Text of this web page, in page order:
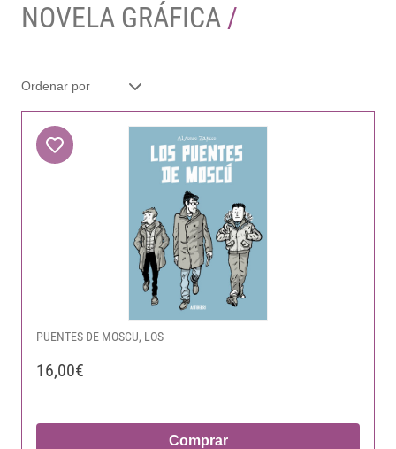
NOVELA GRÁFICA /
PUENTES DE MOSCU, LOS
16,00€
Comprar